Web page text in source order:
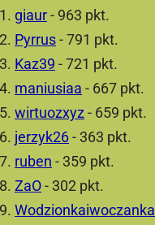
giaur- 963 pkt.
Pyrrus- 791 pkt.
Kaz39 - 721 pkt.
maniusiaa - 667 pkt.
wirtuozxyz - 659 pkt.
jerzyk26- 363 pkt.
ruben - 359 pkt.
ZaO- 302 pkt.
Wodzionkaiwoczanka